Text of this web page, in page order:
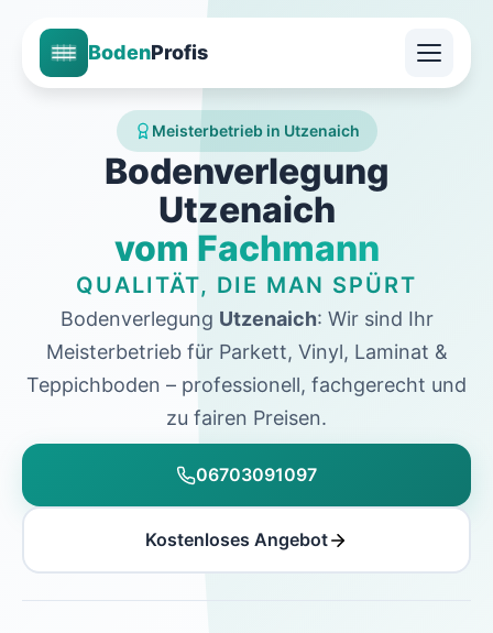
BodenProfis
Meisterbetrieb in Utzenaich
Bodenverlegung
Utzenaich
vom Fachmann
QUALITÄT, DIE MAN SPÜRT
Bodenverlegung Utzenaich: Wir sind Ihr
Meisterbetrieb für Parkett, Vinyl, Laminat &
Teppichboden – professionell, fachgerecht und
zu fairen Preisen.
06703091097
Kostenloses Angebot